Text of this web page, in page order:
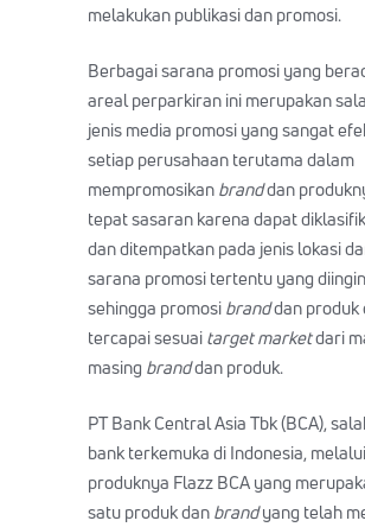
melakukan publikasi dan promosi.
Berbagai sarana promosi yang
areal perparkiran ini merupakan
jenis media promosi yang sangat
setiap perusahaan terutama dalam
mempromosikanbranddan
tepat sasaran karena dapat
dan ditempatkan pada jenis lokasi
sarana promosi tertentu yang
sehingga promosibranddan produk
tercapai sesuaitarget marketdari
masing branddan produk.
PT Bank Central Asia Tbk (BCA),
bank terkemuka di Indonesia, melalui
produknya Flazz BCA yang
satu produk danbrandyang telah